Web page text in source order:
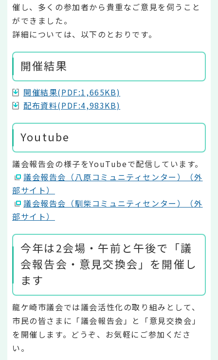
催し、多くの参加者から貴重なご意見を伺うこと
ができました。
詳細については、以下のとおりです。
開催結果
開催結果(PDF:1,665KB)
配布資料(PDF:4,983KB)
Youtube
議会報告会の様子をYouTubeで配信しています。
議会報告会（八原コミュニティセンター）（外
部サイト）
議会報告会（馴柴コミュニティセンター）（外
部サイト）
今年は2会場・午前と午後で「議
会報告会・意見交換会」を開催し
ます
龍ケ崎市議会では議会活性化の取り組みとして、
市民の皆さまに「議会報告会」と「意見交換会」
を開催します。どうぞ、お気軽にご参加くださ
い。